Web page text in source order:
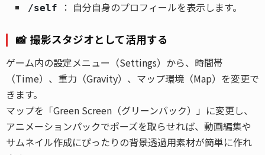
/self ： 自分自身のプロフィールを表示します。
📸 撮影スタジオとして活用する
ゲーム内の設定メニュー（Settings）から、時間帯
（Time）、重力（Gravity）、マップ環境（Map）を変更で
きます。
マップを「Green Screen（グリーンバック）」に変更し、
アニメーションパックでポーズを取らせれば、動画編集や
サムネイル作成にぴったりの背景透過用素材が簡単に作れ